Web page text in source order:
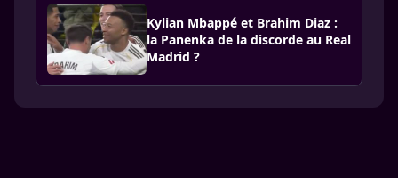
Kylian Mbappé et Brahim Diaz :
la Panenka de la discorde au Real
Madrid ?